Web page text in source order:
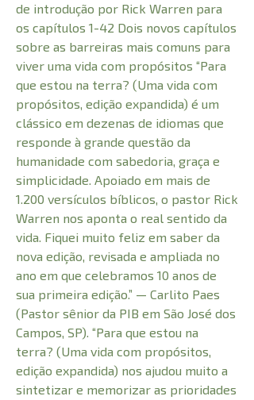
de introdução por Rick Warren para
os capítulos 1-42 Dois novos capítulos
sobre as barreiras mais comuns para
viver uma vida com propósitos “Para
que estou na terra? (Uma vida com
propósitos, edição expandida) é um
clássico em dezenas de idiomas que
responde à grande questão da
humanidade com sabedoria, graça e
simplicidade. Apoiado em mais de
1.200 versículos bíblicos, o pastor Rick
Warren nos aponta o real sentido da
vida. Fiquei muito feliz em saber da
nova edição, revisada e ampliada no
ano em que celebramos 10 anos de
sua primeira edição.” — Carlito Paes
(Pastor sênior da PIB em São José dos
Campos, SP). “Para que estou na
terra? (Uma vida com propósitos,
edição expandida) nos ajudou muito a
sintetizar e memorizar as prioridades